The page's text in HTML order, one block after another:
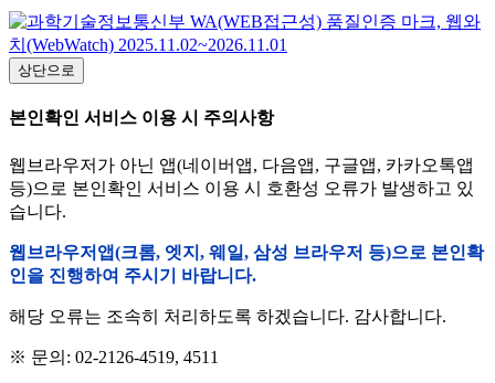
상단으로
본인확인 서비스 이용 시 주의사항
웹브라우저가 아닌 앱(네이버앱, 다음앱, 구글앱, 카카오톡앱
등)으로 본인확인 서비스 이용 시 호환성 오류가 발생하고 있
습니다.
웹브라우저앱(크롬, 엣지, 웨일, 삼성 브라우저 등)으로 본인확
인을 진행하여 주시기 바랍니다.
해당 오류는 조속히 처리하도록 하겠습니다. 감사합니다.
※ 문의: 02-2126-4519, 4511